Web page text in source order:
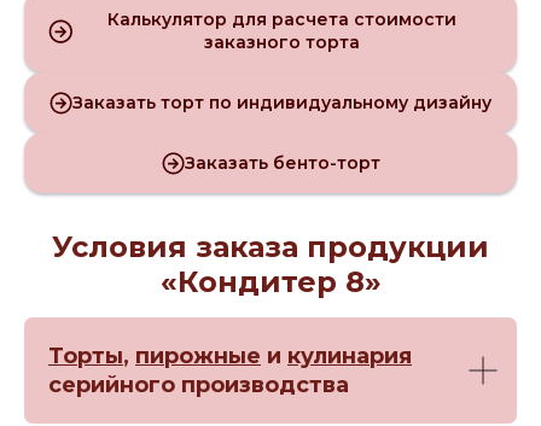
Калькулятор для расчета стоимости
заказного торта
Заказать торт по индивидуальному дизайну
Заказать бенто-торт
Условия заказа продукции
«Кондитер 8»
Торты, пирожные и кулинария
серийного производства